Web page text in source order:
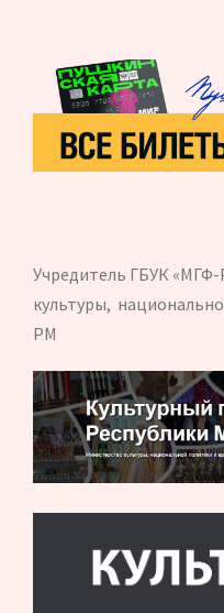
Учредитель ГБУК
культуры,
РМ